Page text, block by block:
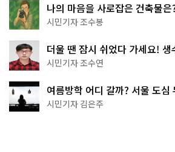
나의 마음을 사로잡은 건축물
상작 공개!
시민기자 조수봉
더울 땐 잠시 쉬었다 가세요!
·무더위쉼터까지
시민기자 조수연
여름방학 어디 갈까? 서울 도심
추천
시민기자 김은주